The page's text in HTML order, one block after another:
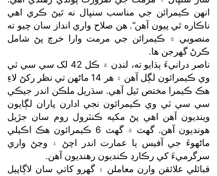
انهن ڪيمرائن جي مناسب سنڀال نه ٿيڻ ڪري اهي
ناڪاره ٿي پيون آهن“. هن صلاح واري انداز سان چيو ته
منصوبي ۾ ڪيمرائن جي مرمت وارا خرچ پڻ شامل
ڪرڻ گھرجن ها.
ناصر درانيءَ ٻڌايو ته، لنڊن ۾ ڪل 42 لک سي سي ٽي
وي ڪيمرائون لڳل آهن ۽ هر 14 ماڻهن تي نظر رکڻ لاءِ
هڪ ڪيمرا مختص ٿيل آهي. سڌريل ملڪن اندر جيڪي
سي سي ٽي وي ڪيمرائون نجي ادارن پاران لڳايون
وينديون آهن اهي پڻ مکيه ڪنٽرول روم سان جڙيل
هونديون آهن. گھٽ ۾ گھٽ 6 ڪيمرائون هڪ اڪيلي
ماڻهوءَ جي آفيس يا عمارت اندر اچڻ ۽ وڃڻ واري
سرگرميءَ کي رڪارڊ ڪنديون رهنديون آهن.
قبائلي علائقن وارن معاملن ۽ گھرو کاتي سان لاڳاپيل